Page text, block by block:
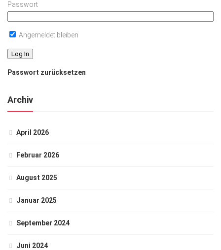
Passwort
Angemeldet bleiben
Passwort zurücksetzen
Archiv
April 2026
Februar 2026
August 2025
Januar 2025
September 2024
Juni 2024